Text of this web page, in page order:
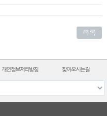
목록
개인정보처리방침 찾아오시는길